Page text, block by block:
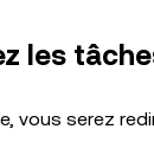
les
vous serez